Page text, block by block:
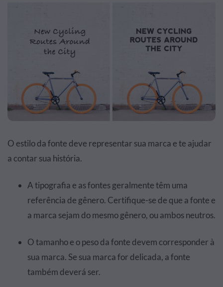
O estilo da fonte deve representar sua marca e te ajudar
a contar sua história.
A tipografia e as fontes geralmente têm uma
referência de gênero. Certifique-se de que a fonte e
a marca sejam do mesmo gênero, ou ambos neutros.
O tamanho e o peso da fonte devem corresponder à
sua marca. Se sua marca for delicada, a fonte
também deverá ser.